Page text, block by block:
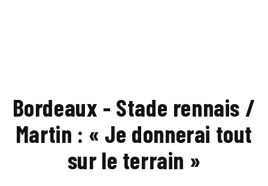
Bordeaux - Stade rennais /
Martin : « Je donnerai tout
sur le terrain »